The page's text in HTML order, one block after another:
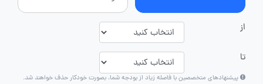
از
تا
پیشنهادهای متخصصین با فاصله زیاد از بودجه شما، بصورت خودکار حذف خواهند شد.